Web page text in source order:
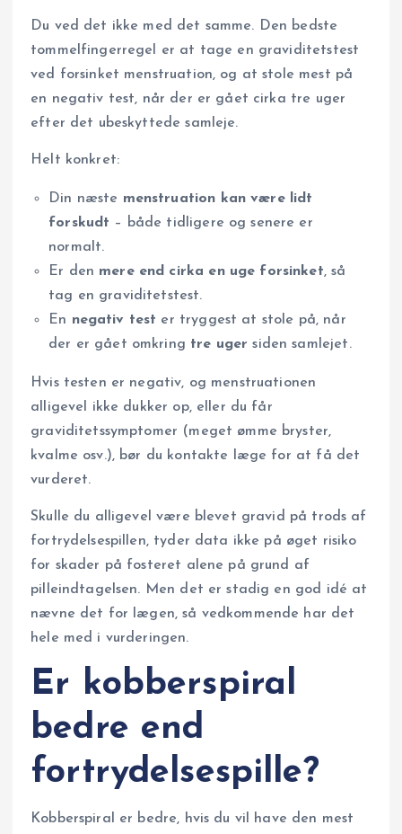
Du ved det ikke med det samme. Den bedste
tommelfingerregel er at tage en graviditetstest
ved forsinket menstruation, og at stole mest på
en negativ test, når der er gået cirka tre uger
efter det ubeskyttede samleje.
Helt konkret:
Din næste menstruation kan være lidt
forskudt – både tidligere og senere er
normalt.
Er den mere end cirka en uge forsinket, så
tag en graviditetstest.
En negativ test er tryggest at stole på, når
der er gået omkring tre uger siden samlejet.
Hvis testen er negativ, og menstruationen
alligevel ikke dukker op, eller du får
graviditetssymptomer (meget ømme bryster,
kvalme osv.), bør du kontakte læge for at få det
vurderet.
Skulle du alligevel være blevet gravid på trods af
fortrydelsespillen, tyder data ikke på øget risiko
for skader på fosteret alene på grund af
pilleindtagelsen. Men det er stadig en god idé at
nævne det for lægen, så vedkommende har det
hele med i vurderingen.
Er kobberspiral
bedre end
fortrydelsespille?
Kobberspiral er bedre, hvis du vil have den mest